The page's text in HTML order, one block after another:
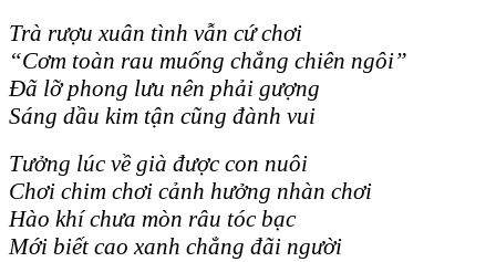
Trà rượu xuân tình vẫn cứ chơi
“Cơm toàn rau muống chẳng chiên ngôi”
Đã lỡ phong lưu nên phải gượng
Sáng dầu kim tận cũng đành vui
Tưởng lúc về già được con nuôi
Chơi chim chơi cảnh hưởng nhàn chơi
Hào khí chưa mòn râu tóc bạc
Mới biết cao xanh chẳng đãi người